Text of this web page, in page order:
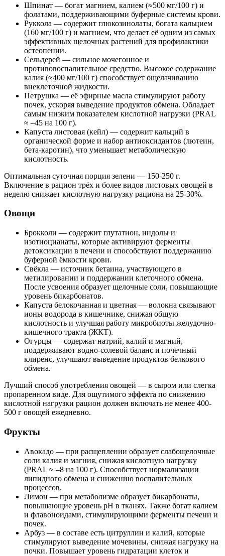
Шпинат — богат магнием, калием (≈500 мг/100 г) и
фолатами, поддерживающими буферные системы крови.
Руккола — содержит глюкозинолаты, богата кальцием
(160 мг/100 г) и магнием, что делает её одним из самых
эффективных щелочных растений для профилактики
остеопении.
Сельдерей — сильное мочегонное и
противовоспалительное средство. Высокое содержание
калия (≈400 мг/100 г) способствует ощелачиванию
внеклеточной жидкости.
Петрушка — её эфирные масла стимулируют работу
почек, ускоряя выведение продуктов обмена. Обладает
самым низким показателем кислотной нагрузки (PRAL
≈ –45 на 100 г).
Капуста листовая (кейл) — содержит кальций в
органической форме и набор антиоксидантов (лютеин,
бета-каротин), что уменьшает метаболическую
кислотность.
Оптимальная суточная порция зелени — 150-250 г.
Включение в рацион трёх и более видов листовых овощей в
неделю снижает кислотную нагрузку рациона на 25-30%.
Овощи
Брокколи — содержит глутатион, индолы и
изотиоцианаты, которые активируют ферменты
детоксикации в печени и способствуют поддержанию
буферной ёмкости крови.
Свёкла — источник бетаина, участвующего в
метилировании и поддержании клеточного обмена.
После усвоения образует щелочные соли, повышающие
уровень бикарбонатов.
Капуста белокочанная и цветная — волокна связывают
ионы водорода в кишечнике, снижая общую
кислотность и улучшая работу микробиоты желудочно-
кишечного тракта (ЖКТ).
Огурцы — содержат натрий, калий и магний,
поддерживают водно-солевой баланс и почечный
клиренс, улучшают выведение продуктов белкового
обмена.
Лучший способ употребления овощей — в сыром или слегка
пропаренном виде. Для ощутимого эффекта по снижению
кислотной нагрузки рацион должен включать не менее 400-
500 г овощей ежедневно.
Фрукты
Авокадо — при расщеплении образует слабощелочные
соли калия и магния, снижая кислотную нагрузку
(PRAL ≈ –8 на 100 г). Способствует нормализации
липидного обмена и снижению воспалительных
процессов.
Лимон — при метаболизме образует бикарбонаты,
повышающие уровень pH в тканях. Также богат калием
и флавоноидами, стимулирующими ферменты печени и
почек.
Арбуз — в составе есть цитруллин и калий, которые
стимулируют выведение мочевины, снижая нагрузку на
почки. Повышает уровень гидратации клеток и